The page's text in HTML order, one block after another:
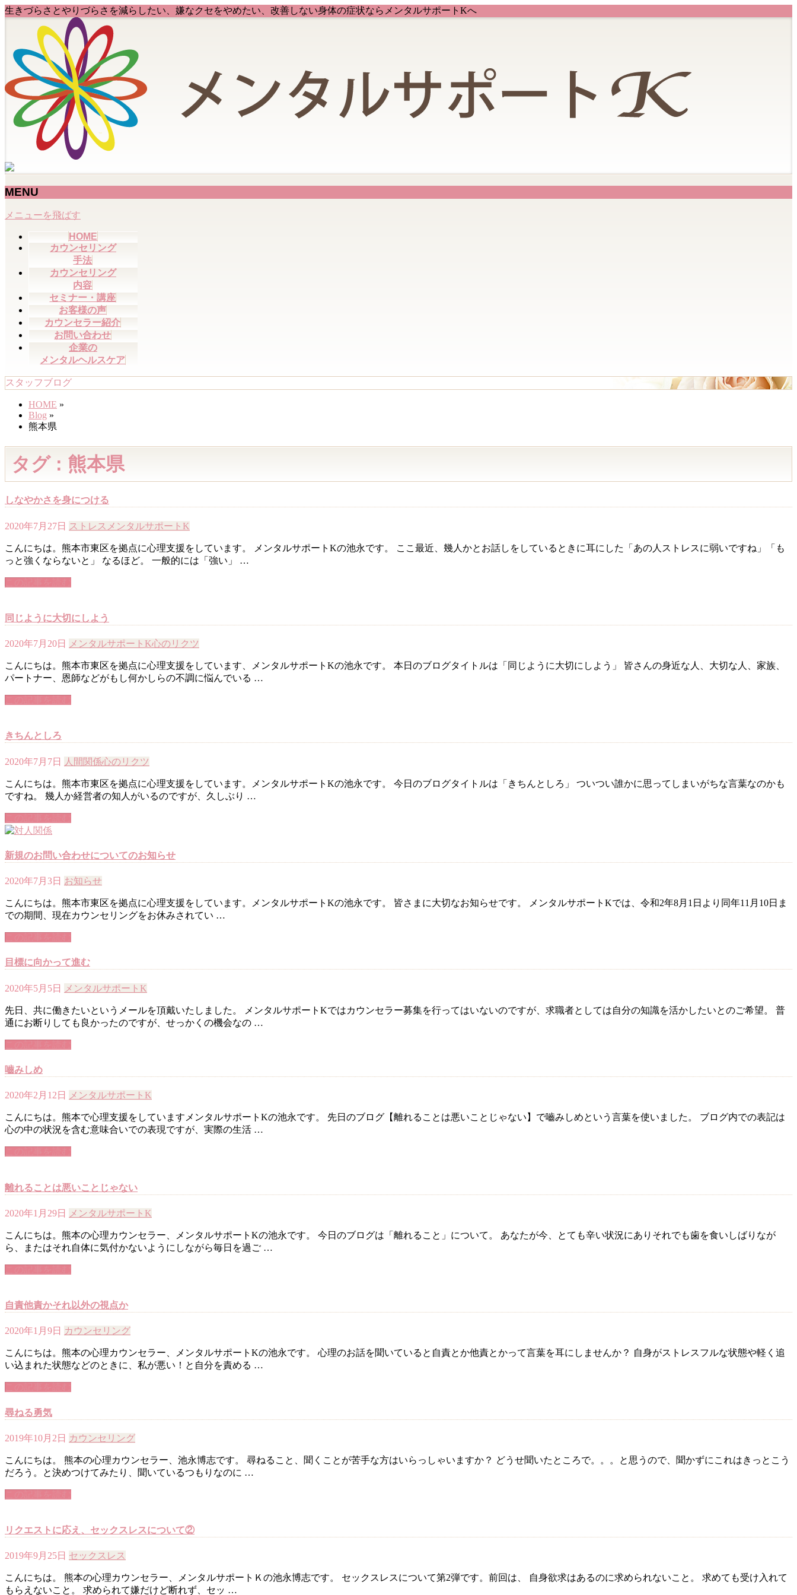
生きづらさとやりづらさを減らしたい、嫌なクセをやめたい、改善しない身体の症状ならメンタルサポートKへ
MENU
メニューを飛ばす
HOME
カウンセリング
手法
カウンセリング
内容
セミナー・講座
お客様の声
カウンセラー紹介
お問い合わせ
企業の
メンタルヘルスケア
スタッフブログ
HOME »
Blog »
熊本県
タグ : 熊本県
しなやかさを身につける
2020年7月27日 ストレス メンタルサポートK
こんにちは。熊本市東区を拠点に心理支援をしています。 メンタルサポートKの池永です。 ここ最近、幾人かとお話しをしているときに耳にした「あの人ストレスに弱いですね」「も
っと強くならないと」 なるほど。 一般的には「強い」 …
同じように大切にしよう
2020年7月20日 メンタルサポートK心のリクツ
こんにちは。熊本市東区を拠点に心理支援をしています、メンタルサポートKの池永です。 本日のブログタイトルは「同じように大切にしよう」 皆さんの身近な人、大切な人、家族、
パートナー、恩師などがもし何かしらの不調に悩んでいる …
きちんとしろ
2020年7月7日 人間関係心のリクツ
こんにちは。熊本市東区を拠点に心理支援をしています。メンタルサポートKの池永です。 今日のブログタイトルは「きちんとしろ」 ついつい誰かに思ってしまいがちな言葉なのかも
ですね。 幾人か経営者の知人がいるのですが、久しぶり …
新規のお問い合わせについてのお知らせ
2020年7月3日 お知らせ
こんにちは。熊本市東区を拠点に心理支援をしています。メンタルサポートKの池永です。 皆さまに大切なお知らせです。 メンタルサポートKでは、令和2年8月1日より同年11月10日ま
での期間、現在カウンセリングをお休みされてい …
目標に向かって進む
2020年5月5日 メンタルサポートK
先日、共に働きたいというメールを頂戴いたしました。 メンタルサポートKではカウンセラー募集を行ってはいないのですが、求職者としては自分の知識を活かしたいとのご希望。 普
通にお断りしても良かったのですが、せっかくの機会なの …
嚙みしめ
2020年2月12日 メンタルサポートK
こんにちは。熊本で心理支援をしていますメンタルサポートKの池永です。 先日のブログ【離れることは悪いことじゃない】で嚙みしめという言葉を使いました。 ブログ内での表記は
心の中の状況を含む意味合いでの表現ですが、実際の生活 …
離れることは悪いことじゃない
2020年1月29日 メンタルサポートK
こんにちは。熊本の心理カウンセラー、メンタルサポートKの池永です。 今日のブログは「離れること」について。 あなたが今、とても辛い状況にありそれでも歯を食いしばりなが
ら、またはそれ自体に気付かないようにしながら毎日を過ご …
自責他責かそれ以外の視点か
2020年1月9日 カウンセリング
こんにちは。熊本の心理カウンセラー、メンタルサポートKの池永です。 心理のお話を聞いていると自責とか他責とかって言葉を耳にしませんか？ 自身がストレスフルな状態や軽く追
い込まれた状態などのときに、私が悪い！と自分を責める …
尋ねる勇気
2019年10月2日 カウンセリング
こんにちは。 熊本の心理カウンセラー、池永博志です。 尋ねること、聞くことが苦手な方はいらっしゃいますか？ どうせ聞いたところで。。。と思うので、聞かずにこれはきっとこう
だろう。と決めつけてみたり、聞いているつもりなのに …
リクエストに応え、セックスレスについて②
2019年9月25日 セックスレス
こんにちは。 熊本の心理カウンセラー、メンタルサポートＫの池永博志です。 セックスレスについて第2弾です。前回は、 自身欲求はあるのに求められないこと。 求めても受け入れて
もらえないこと。 求められて嫌だけど断れず、セッ …